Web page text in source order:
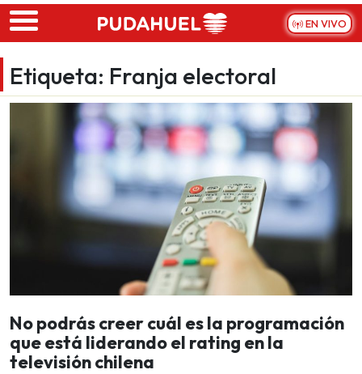
Skip to main content
EN VIVO
Etiqueta: Franja electoral
No podrás creer cuál es la programación
que está liderando el rating en la
televisión chilena